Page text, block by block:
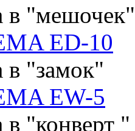
в "мешочек"
ED-10
в "замок"
EW-5
в "конверт "